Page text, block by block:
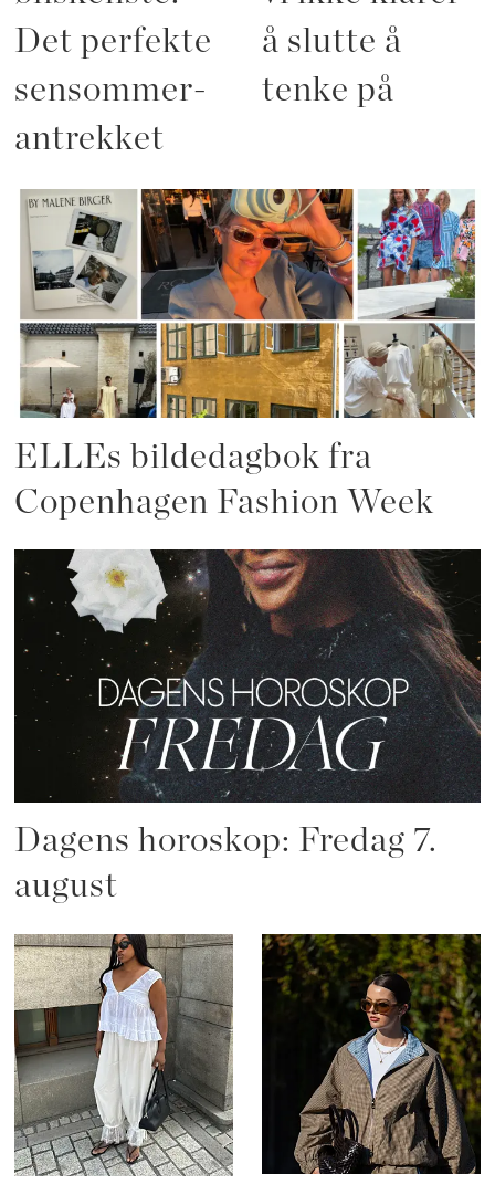
Det perfekte
sensommer-
antrekket
å slutte å
tenke på
ELLEs bildedagbok fra
Copenhagen Fashion Week
Dagens horoskop: Fredag 7.
august